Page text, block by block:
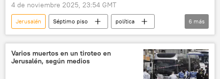
4 de noviembre 2025, 23:54 GMT
Jerusalén Séptimo piso
política
Zohran Mamdani
Nueva York
Fuerzas de Defensa de Israel (FDI)
Hamás
Partido Demócrata (EEUU)
Donald Trump
6 más
Varios muertos en un tiroteo en
Jerusalén, según medios